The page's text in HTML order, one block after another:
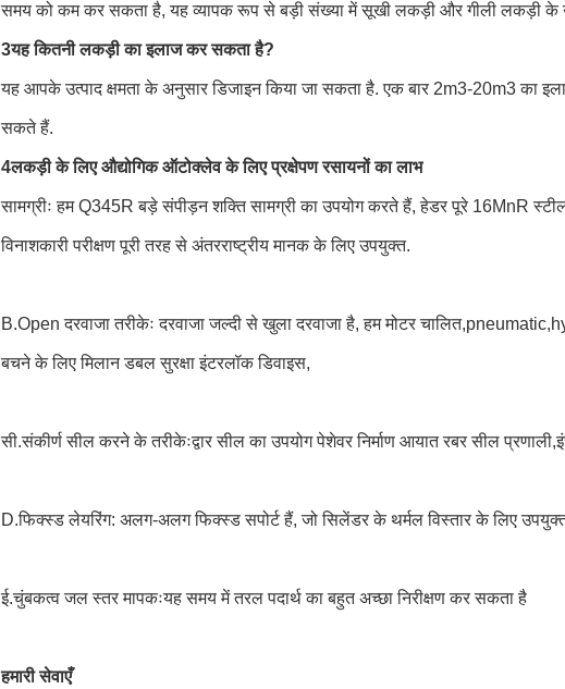
समय को कम कर सकता है, यह व्यापक रूप से बड़ी संख्या में सूखी लकड़ी और गीली लकड़ी के
3यह कितनी लकड़ी का इलाज कर सकता है?
यह आपके उत्पाद क्षमता के अनुसार डिजाइन किया जा सकता है. एक बार 2m3-20m3 का
सकते हैं.
4लकड़ी के लिए औद्योगिक ऑटोक्लेव के लिए प्रक्षेपण रसायनों का लाभ
सामग्रीः हम Q345R बड़े संपीड़न शक्ति सामग्री का उपयोग करते हैं, हेडर पूरे 16MnR
विनाशकारी परीक्षण पूरी तरह से अंतरराष्ट्रीय मानक के लिए उपयुक्त.
B.Open दरवाजा तरीकेः दरवाजा जल्दी से खुला दरवाजा है, हम मोटर
बचने के लिए मिलान डबल सुरक्षा इंटरलॉक डिवाइस,
सी.संकीर्ण सील करने के तरीकेःद्वार सील का उपयोग पेशेवर निर्माण आयात रबर सील
D.फिक्स्ड लेयरिंग: अलग-अलग फिक्स्ड सपोर्ट हैं, जो सिलेंडर के थर्मल विस्तार के लिए
ई.चुंबकत्व जल स्तर मापकःयह समय में तरल पदार्थ का बहुत अच्छा निरीक्षण कर सकता है
हमारी सेवाएँ